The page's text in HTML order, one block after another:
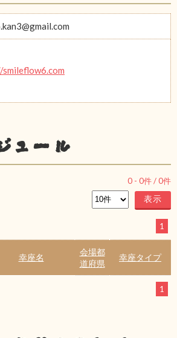
ュール
0 - 0件 /0件
1
幸座名
会場都
道府県
幸座タイプ
1